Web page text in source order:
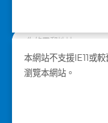
私隱政策 條款及細則
本網站不支援IE11或
瀏覽本網站。